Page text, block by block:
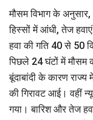
मौसम विभाग के
हिस्सों में आंधी, तेज
हवा की गति 40 से 50
पिछले 24 घंटों में मौसम
बूंदाबांदी के कारण
की गिरावट आई। वहीं
गया। बारिश और तेज